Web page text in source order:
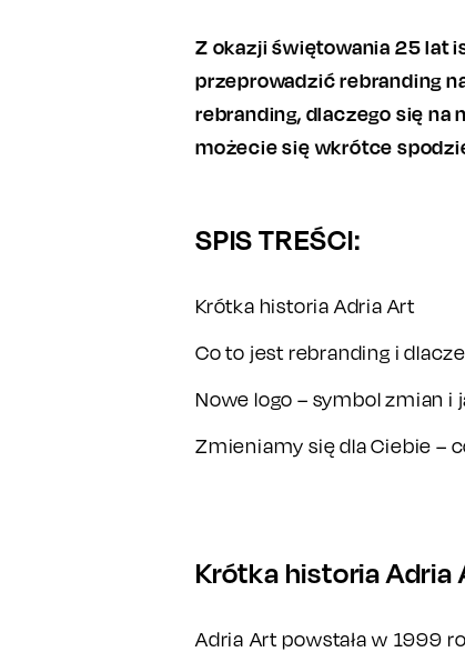
Z okazji świętowania 25 lat
przeprowadzić rebranding
rebranding, dlaczego się na
możecie się wkrótce
SPIS TREŚCI:
Krótka historia Adria Art
Co to jest rebranding i
Nowe logo – symbol zmian i
Zmieniamy się dla Ciebie –
Krótka historia Adria
Adria Art powstała w 1999